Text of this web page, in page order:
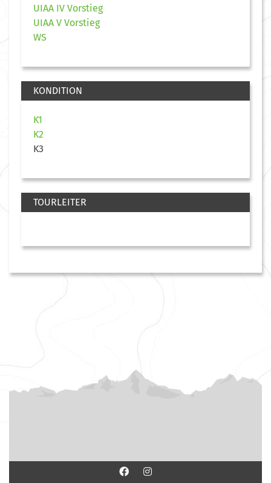
UIAA IV Vorstieg
UIAA V Vorstieg
WS
KONDITION
K1
K2
K3
TOURLEITER